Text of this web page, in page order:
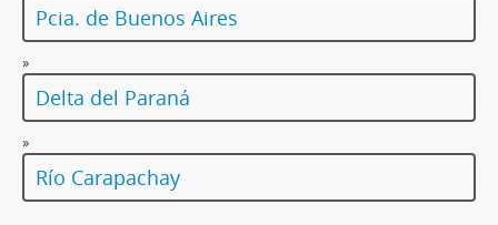
[Unidad documental simple] Foto 102, ca. 1920
[Unidad documental simple] Foto 103, ca. 1920
[Unidad documental simple] Foto 105, ca. 1920
[Unidad documental simple] Foto 106, ca. 1920
[Unidad documental simple] Foto 108, 1922-agosto-28
[Unidad documental simple] Foto 109, ca. 1920
Pcia. de Buenos Aires
»
Delta del Paraná
»
Río Carapachay